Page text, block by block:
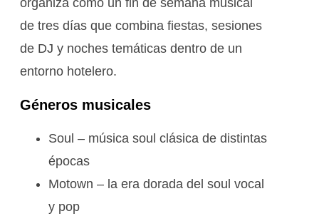
de tres días que combina fiestas, sesiones
de DJ y noches temáticas dentro de un
entorno hotelero.
Géneros musicales
Soul – música soul clásica de distintas
épocas
Motown – la era dorada del soul vocal
y pop